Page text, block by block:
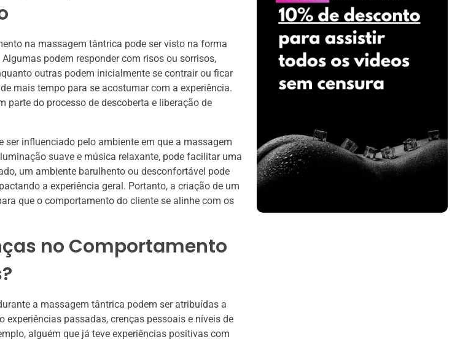
na massagem tântrica pode ser visto na forma
podem responder com risos ou sorrisos,
outras podem inicialmente se contrair ou ficar
mais tempo para se acostumar com a experiência.
parte do processo de descoberta e liberação de
ser influenciado pelo ambiente em que a massagem
suave e música relaxante, pode facilitar uma
um ambiente barulhento ou desconfortável pode
a experiência geral. Portanto, a criação de um
que o comportamento do cliente se alinhe com os
no Comportamento
a massagem tântrica podem ser atribuídas a
experiências passadas, crenças pessoais e níveis de
alguém que já teve experiências positivas com